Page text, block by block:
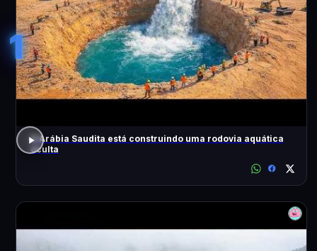
1
A Arábia Saudita está construindo uma rodovia aquática
oculta